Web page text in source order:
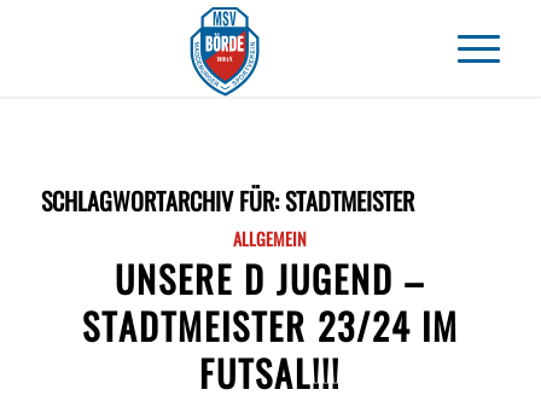
SCHLAGWORTARCHIV FÜR:STADTMEISTER
ALLGEMEIN
UNSERE D JUGEND –
STADTMEISTER 23/24 IM
FUTSAL!!!